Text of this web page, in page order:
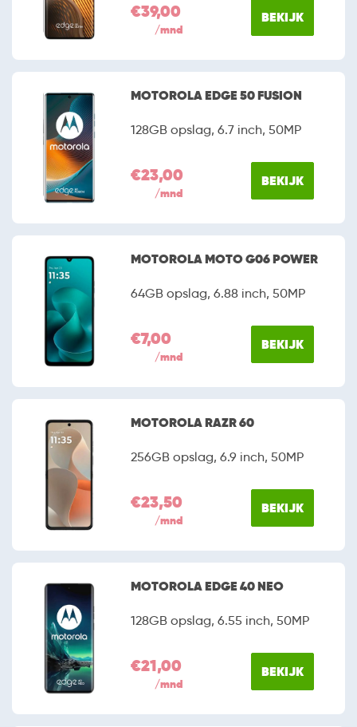
€39,00
/mnd
BEKIJK
MOTOROLA EDGE 50 FUSION
128GB opslag, 6.7 inch, 50MP
€23,00
/mnd
BEKIJK
MOTOROLA MOTO G06 POWER
64GB opslag, 6.88 inch, 50MP
€7,00
/mnd
BEKIJK
MOTOROLA RAZR 60
256GB opslag, 6.9 inch, 50MP
€23,50
/mnd
BEKIJK
MOTOROLA EDGE 40 NEO
128GB opslag, 6.55 inch, 50MP
€21,00
/mnd
BEKIJK